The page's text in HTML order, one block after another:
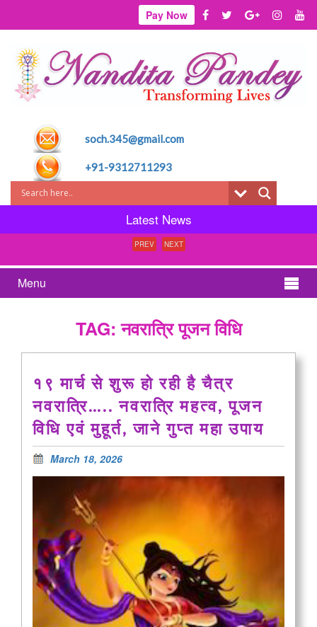
Pay Now
soch.345@gmail.com
+91-9312711293
Latest News
PREV NEXT
Menu
TAG: नवरात्रि पूजन विधि
१९ मार्च से शुरू हो रही है चैत्र
नवरात्रि….. नवरात्रि महत्व, पूजन
विधि एवं मुहूर्त, जाने गुप्त महा उपाय
March 18, 2026